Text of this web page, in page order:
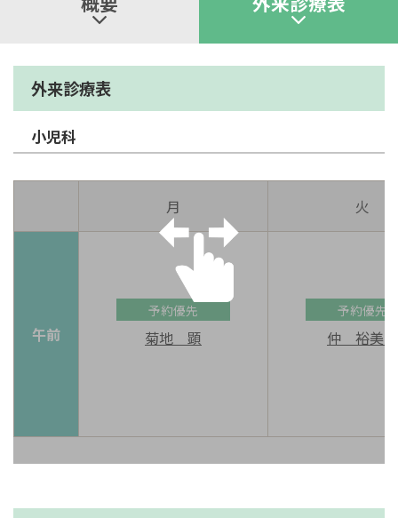
外来診療表
小児科
月 火
午前
予約優先
菊地 顕
予約優先
仲 裕美子